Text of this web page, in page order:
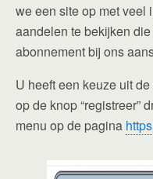
we een site op met veel
aandelen te bekijken
abonnement bij ons
U heeft een keuze uit
op de knop “registreer”
menu op de pagina